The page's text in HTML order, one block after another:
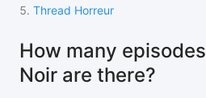
5. Thread Horreur
How many
Noir are there?